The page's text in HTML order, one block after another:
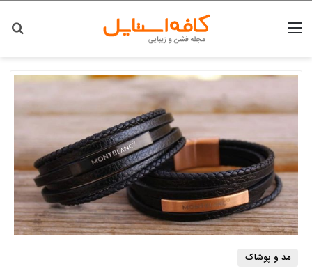
منو
مد و پوشاک